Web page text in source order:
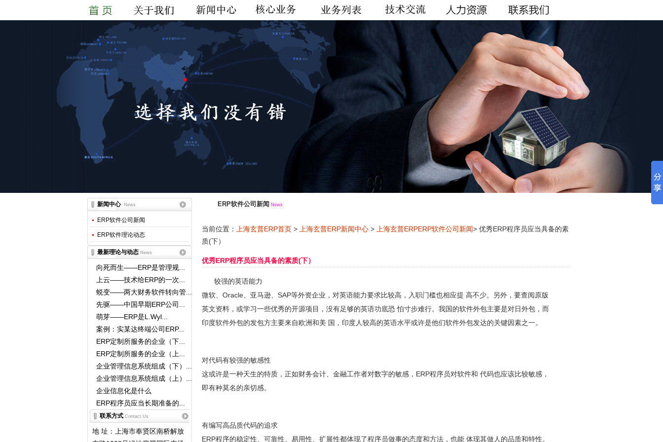
新闻中心 News
ERP软件公司新闻
ERP软件理论动态
最新理论与动态 News
向死而生——ERP是管理规...
上云——技术给ERP的一次...
蜕变——两大财务软件转向管...
先驱——中国早期ERP公司...
萌芽——ERP是L.Wyl...
案例：实某达终端公司ERP...
ERP定制所服务的企业（下...
ERP定制所服务的企业（上...
企业管理信息系统组成（下）...
企业管理信息系统组成（上）...
企业信息化是什么
ERP程序员应当长期准备的...
联系方式 Contact Us
地 址：上海市奉贤区南桥解放
ERP软件公司新闻 News
当前位置： 上海玄普ERP首页 > 上海玄普ERP新闻中心 > 上海玄普ERPERP软件公司新闻> 优秀ERP程序员应当具备的素
质(下）
优秀ERP程序员应当具备的素质(下）
较强的英语能力
微软、Oracle、亚马逊、SAP等外资企业，对英语能力要求比较高，入职门槛也相应提 高不少。另外，要查阅原版
英文资料，或学习一些优秀的开源项目，没有足够的英语功底恐 怕寸步难行。我国的软件外包主要是对日外包，而
印度软件外包的发包方主要来自欧洲和美 国，印度人较高的英语水平或许是他们软件外包发达的关键因素之一。
对代码有较强的敏感性
这或许是一种天生的特质，正如财务会计、金融工作者对数字的敏感，ERP程序员对软件和 代码也应该比较敏感，
即有种莫名的亲切感。
有编写高品质代码的追求
ERP程序的稳定性、可靠性、易用性、扩展性都体现了程序员做事的态度和方法，也能 体现其做人的品质和特性。